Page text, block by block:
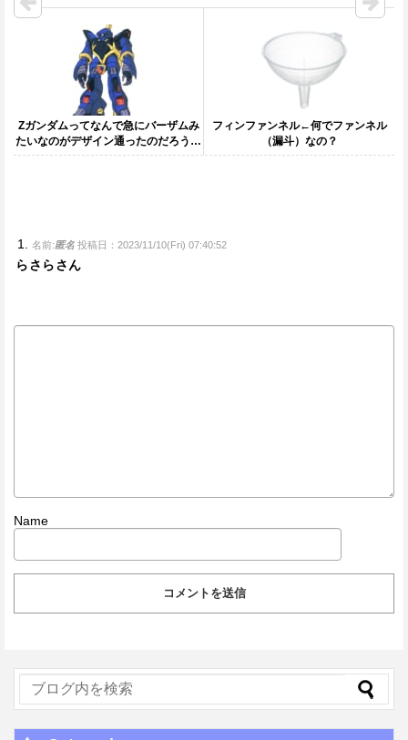
Ζガンダムってなんで急にバーザムみ
たいなのがデザイン通ったのだろう…
フィンファンネル←何でファンネル
（漏斗）なの？
名前:匿名 投稿日：2023/11/10(Fri) 07:40:52
らさらさん
Name